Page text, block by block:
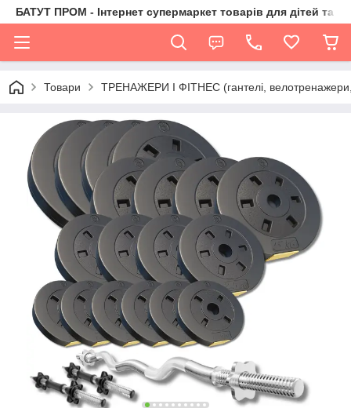
БАТУТ ПРОМ - Інтернет супермаркет товарів для дітей та їх
Товари ТРЕНАЖЕРИ І ФІТНЕС (гантелі, велотренажери,